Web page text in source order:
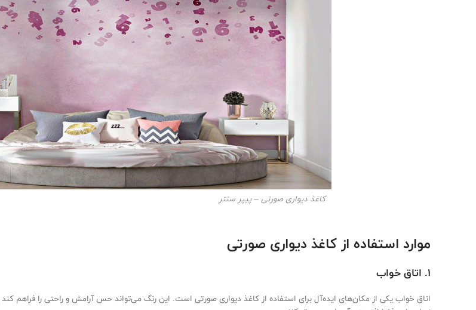
کاغذ دیواری صورتی – پیپر سنتر
موارد استفاده از کاغذ دیواری صورتی
۱. اتاق خواب
اتاق خواب یکی از مکان‌های ایده‌آل برای استفاده از کاغذ دیواری صورتی است. این رنگ می‌تواند حس آرامش و راحتی را فراهم کند